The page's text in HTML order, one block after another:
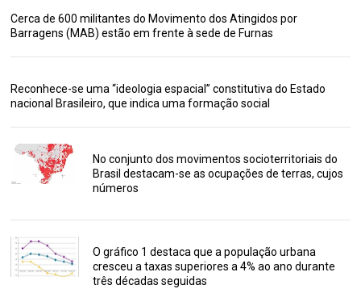
Cerca de 600 militantes do Movimento dos Atingidos por
Barragens (MAB) estão em frente à sede de Furnas
Reconhece-se uma “ideologia espacial” constitutiva do Estado
nacional Brasileiro, que indica uma formação social
No conjunto dos movimentos socioterritoriais do
Brasil destacam-se as ocupações de terras, cujos
números
O gráfico 1 destaca que a população urbana
cresceu a taxas superiores a 4% ao ano durante
três décadas seguidas